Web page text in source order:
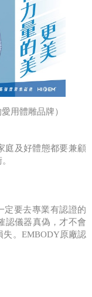
用體雕品牌）
庭及好體態都要兼顧
定要去專業有認證的
認儀器真偽，才不會
。 EMBODY原廠認